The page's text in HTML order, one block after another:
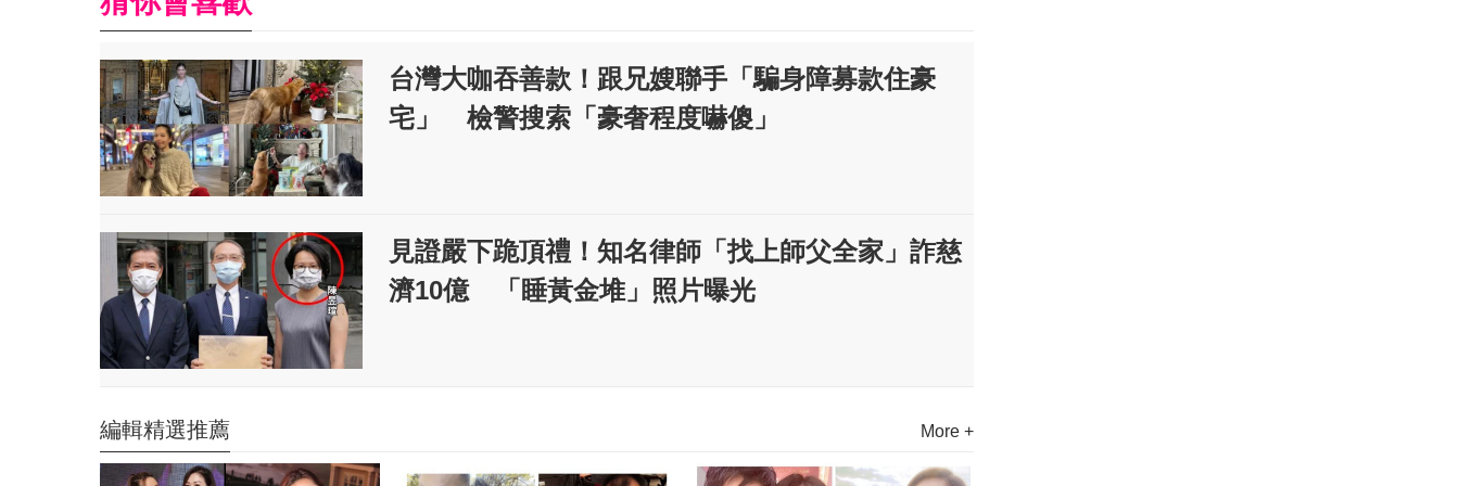
台灣大咖吞善款！跟兄嫂聯手「騙身障募款住豪
宅」 檢警搜索「豪奢程度嚇傻」
見證嚴下跪頂禮！知名律師「找上師父全家」詐慈
濟10億 「睡黃金堆」照片曝光
編輯精選推薦 More +